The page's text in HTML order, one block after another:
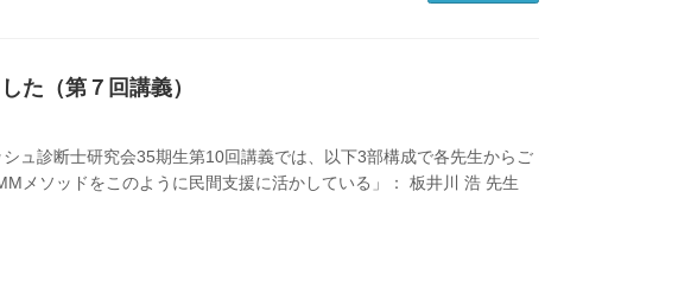
た（第７回講義）
ュ診断士研究会35期生第10回講義では、以下3部構成で各先生からご
メソッドをこのように民間支援に活かしている」： 板井川 浩 先生